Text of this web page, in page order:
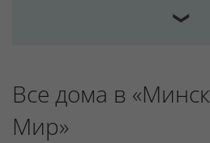
❯
Все дома в «Минск
Мир»